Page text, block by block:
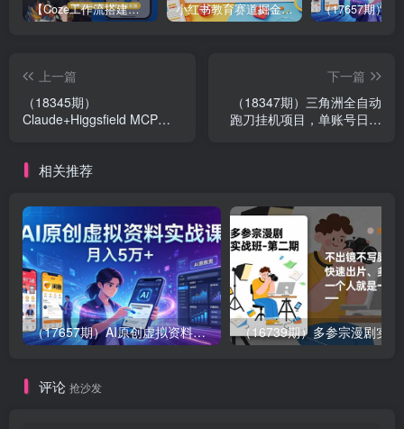
【Coze工作流搭建实操教程】【coze】早安情感电台日签视频还在手动做？用扣子工作流自动生成，省时90% 小红书教育赛道掘金实战课：AI课件制作+店铺运营+爆款笔记，打通知识变现全路径
上一篇
（18345期）
Claude+Higgsfield MCP新
片
下一篇
（18347期）三角洲全自动
跑刀挂机项目，单账号日收
相关推荐
（17657期）AI原创虚拟资料实战课：2026新机会，小红书闲鱼开店，普通人用AI轻松变现，月入5万+
评论 抢沙发